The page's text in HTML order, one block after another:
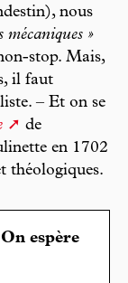
nous
mécaniques »
stop. Mais,
il faut
– Et on se
de
en 1702
théologiques.
espère